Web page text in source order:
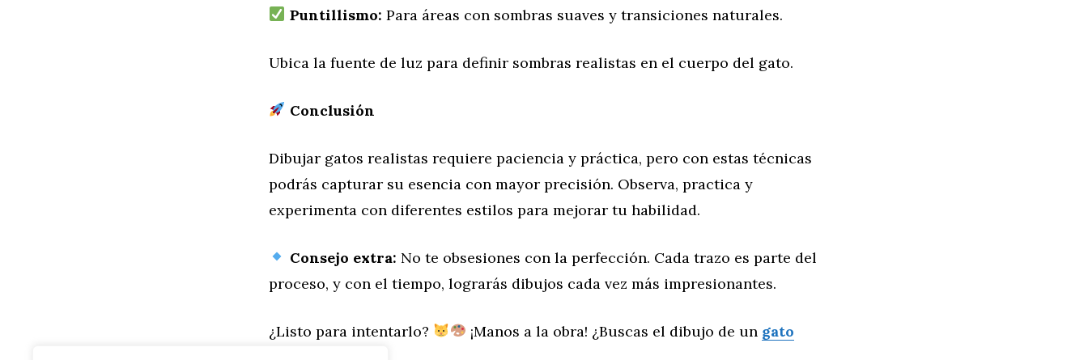
Puntillismo: Para áreas con sombras suaves y transiciones naturales.
Ubica la fuente de luz para definir sombras realistas en el cuerpo del gato.
Conclusión
Dibujar gatos realistas requiere paciencia y práctica, pero con estas técnicas
podrás capturar su esencia con mayor precisión. Observa, practica y
experimenta con diferentes estilos para mejorar tu habilidad.
Consejo extra: No te obsesiones con la perfección. Cada trazo es parte del
proceso, y con el tiempo, lograrás dibujos cada vez más impresionantes.
¿Listo para intentarlo? ¡Manos a la obra! ¿Buscas el dibujo de un gato